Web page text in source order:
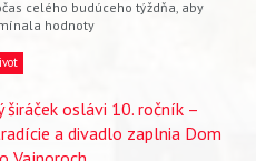
celého budúceho týždňa, aby
hodnoty
širáček oslávi 10. ročník –
a divadlo zaplnia Dom